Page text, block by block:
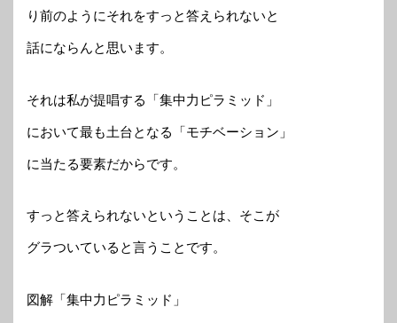
り前のようにそれをすっと答えられないと
話にならんと思います。
それは私が提唱する「集中力ピラミッド」
において最も土台となる「モチベーション」
に当たる要素だからです。
すっと答えられないということは、そこが
グラついていると言うことです。
図解「集中力ピラミッド」